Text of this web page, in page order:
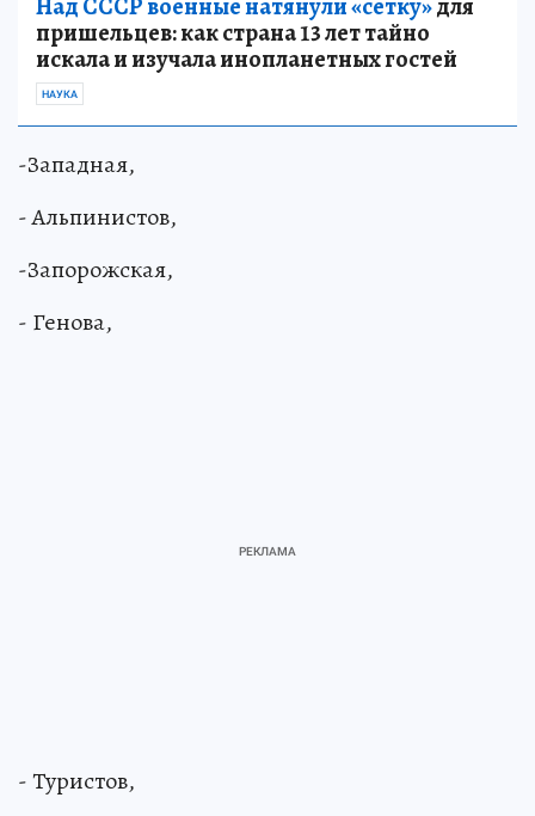
Над СССР военные натянули «сетку»для
пришельцев: как страна 13 лет тайно
искала и изучала инопланетных гостей
НАУКА
-Западная,
- Альпинистов,
-Запорожская,
- Генова,
- Туристов,